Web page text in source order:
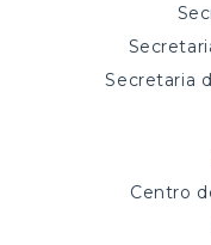
Secretaria
Centro